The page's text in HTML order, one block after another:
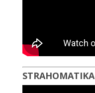
STRAHOMATIKA